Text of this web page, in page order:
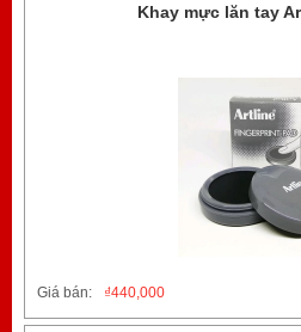
Khay mực lăn tay
Giá bán: 440,000
₫